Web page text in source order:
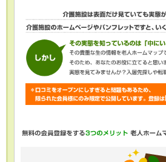
・当個人情報の利用目的の
内容の訂正・追加または削
止・消去および第三者への
（「開示等」といいます
ております。開示等の求め
「個人情報苦情及び相談窓
けます。
最適なご回答ができない場